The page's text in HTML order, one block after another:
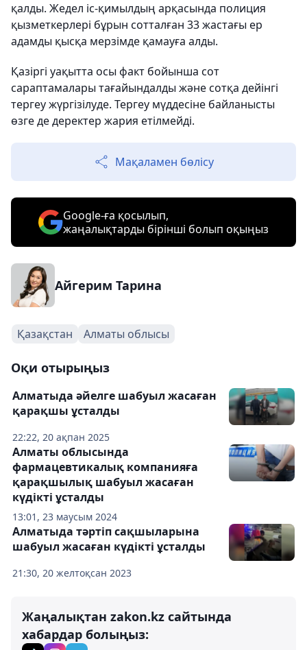
қалды. Жедел іс-қимылдың арқасында полиция
қызметкерлері бұрын сотталған 33 жастағы ер
адамды қысқа мерзімде қамауға алды.
Қазіргі уақытта осы факт бойынша сот
сараптамалары тағайындалды және сотқа дейінгі
тергеу жүргізілуде. Тергеу мүддесіне байланысты
өзге де деректер жария етілмейді.
Мақаламен бөлісу
Google-ға қосылып,
жаңалықтарды бірінші болып оқыңыз
Айгерим Тарина
Қазақстан Алматы облысы
Оқи отырыңыз
22:22, 20 ақпан 2025
Алматыда әйелге шабуыл жасаған
қарақшы ұсталды
13:01, 23 маусым 2024
Алматы облысында
фармацевтикалық компанияға
қарақшылық шабуыл жасаған
күдікті ұсталды
21:30, 20 желтоқсан 2023
Алматыда тәртіп сақшыларына
шабуыл жасаған күдікті ұсталды
Жаңалықтан zakon.kz сайтында
хабардар болыңыз: